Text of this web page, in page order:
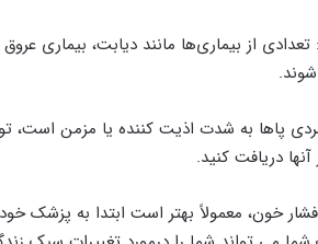
تعدادی از بیماری‌ها مانند دیابت، بیماری
پاها به شدت اذیت کننده یا مزمن است،
دریافت کنید.
خون، معمولاً بهتر است ابتدا به پزشک